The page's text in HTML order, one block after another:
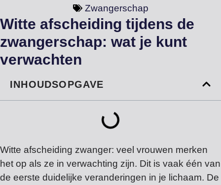
Zwangerschap
Witte afscheiding tijdens de
zwangerschap: wat je kunt
verwachten
INHOUDSOPGAVE
Witte afscheiding zwanger: veel vrouwen merken
het op als ze in verwachting zijn. Dit is vaak één van
de eerste duidelijke veranderingen in je lichaam. De